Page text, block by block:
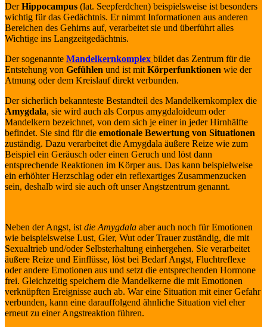
DerHippocampus (lat. Seepferdchen) beispielsweise ist besonders
wichtig für das Gedächtnis. Er nimmt Informationen aus anderen
Bereichen des Gehirns auf, verarbeitet sie und überführt alles
Wichtige ins Langzeitgedächtnis.
Der sogenannte Mandelkernkomplex bildet das Zentrum für die
Entstehung von Gefühlen und ist mit Körperfunktionen wie der
Atmung oder dem Kreislauf direkt verbunden.
Der sicherlich bekannteste Bestandteil des Mandelkernkomplex die
Amygdala, sie wird auch als Corpus amygdaloideum oder
Mandelkern bezeichnet, von dem sich je einer in jeder Hirnhälfte
befindet. Sie sind für die emotionale Bewertung von Situationen
zuständig. Dazu verarbeitet die Amygdala äußere Reize wie zum
Beispiel ein Geräusch oder einen Geruch und löst dann
entsprechende Reaktionen im Körper aus. Das kann beispielweise
ein erhöhter Herzschlag oder ein reflexartiges Zusammenzucken
sein, deshalb wird sie auch oft unser Angstzentrum genannt.
Neben der Angst, ist die Amygdala aber auch noch für Emotionen
wie beispielsweise Lust, Gier, Wut oder Trauer zuständig, die mit
Sexualtrieb und/oder Selbsterhaltung einhergehen. Sie verarbeitet
äußere Reize und Einflüsse, löst bei Bedarf Angst, Fluchtreflexe
oder andere Emotionen aus und setzt die entsprechenden Hormone
frei. Gleichzeitig speichern die Mandelkerne die mit Emotionen
verknüpften Ereignisse auch ab. War eine Situation mit einer Gefahr
verbunden, kann eine darauffolgend ähnliche Situation viel eher
erneut zu einer Angstreaktion führen.